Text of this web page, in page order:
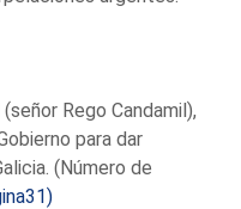
Rego Candamil),
para dar
(Número de